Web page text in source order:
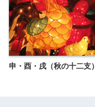
申・酉・戌（秋の十二支）